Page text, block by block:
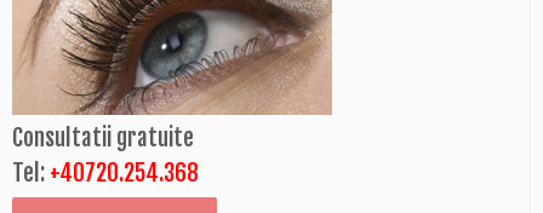
Consultatii gratuite
Tel: +40720.254.368